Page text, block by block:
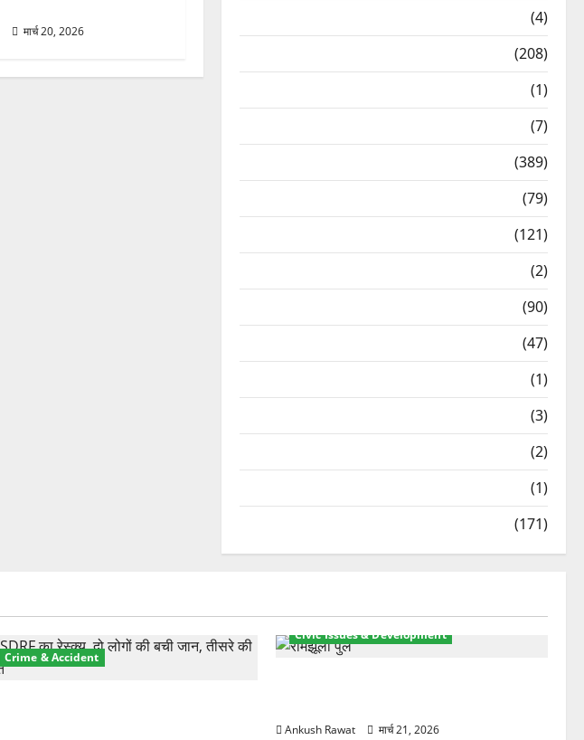
मार्च 20, 2026
(4)
(208)
(1)
(7)
(389)
(79)
(121)
(2)
(90)
(47)
(1)
(3)
(2)
(1)
(171)
Crime & Accident
Civic Issues & Development
Ankush Rawat मार्च 21, 2026